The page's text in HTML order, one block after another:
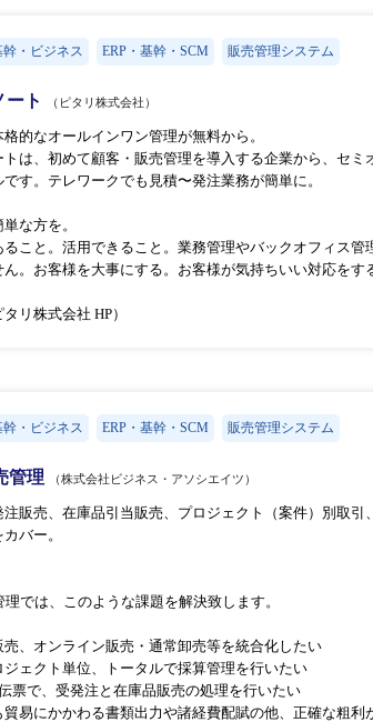
・ビジネス ERP・基幹・SCM 販売管理システム
ート （ピタリ株式会社）
的なオールインワン管理が無料から。
トは、初めて顧客・販売管理を導入する企業から、セ
す。テレワークでも見積〜発注業務が簡単に。
な方を。
ること。活用できること。業務管理やバックオフィス
ん。お客様を大事にする。お客様が気持ちいい対応を
タリ株式会社 HP）
・ビジネス ERP・基幹・SCM 販売管理システム
管理 （株式会社ビジネス・アソシエイツ）
注販売、在庫品引当販売、プロジェクト（案件）別取
バー。
理では、このような課題を解決致します。
売、オンライン販売・通常卸売等を統合化したい
ジェクト単位、トータルで採算管理を行いたい
票で、受発注と在庫品販売の処理を行いたい
貿易にかかわる書類出力や諸経費配賦の他、正確な粗利